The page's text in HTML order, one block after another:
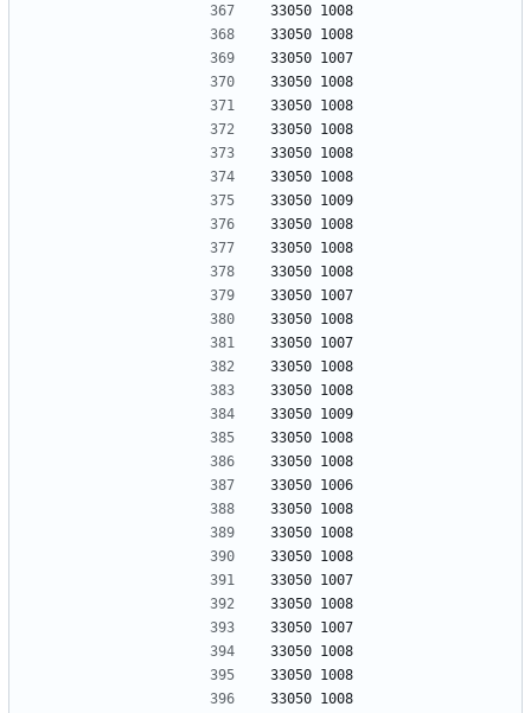
33050 1008
33050 1008
33050 1007
33050 1008
33050 1008
33050 1008
33050 1008
33050 1008
33050 1009
33050 1008
33050 1008
33050 1008
33050 1007
33050 1008
33050 1007
33050 1008
33050 1008
33050 1009
33050 1008
33050 1008
33050 1006
33050 1008
33050 1008
33050 1008
33050 1007
33050 1008
33050 1007
33050 1008
33050 1008
33050 1008